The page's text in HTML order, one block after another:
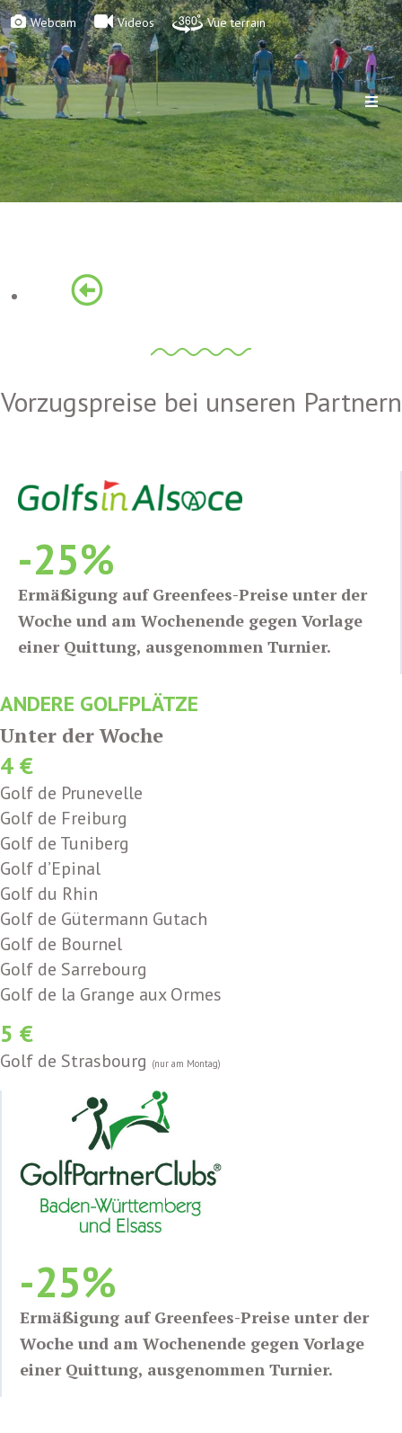
Webcam Videos Vue terrain
Vorzugspreise bei unseren Partnern
-25%
Ermäßigung auf Greenfees-Preise unter der
Woche und am Wochenende gegen Vorlage
einer Quittung, ausgenommen Turnier.
ANDERE GOLFPLÄTZE
Unter der Woche
€
Golf de Prunevelle
Golf de Freiburg
Golf de Tuniberg
Golf d’Epinal
Golf du Rhin
Golf de Gütermann Gutach
Golf de Bournel
Golf de Sarrebourg
Golf de la Grange aux Ormes
€
Golf de Strasbourg (nur am Montag)
-25%
Ermäßigung auf Greenfees-Preise unter der
Woche und am Wochenende gegen Vorlage
einer Quittung, ausgenommen Turnier.